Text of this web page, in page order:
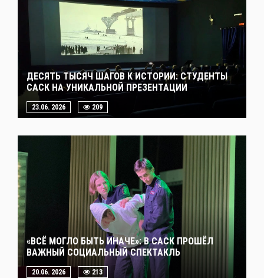
ДЕСЯТЬ ТЫСЯЧ ШАГОВ К ИСТОРИИ: СТУДЕНТЫ
САСК НА УНИКАЛЬНОЙ ПРЕЗЕНТАЦИИ
23.06. 2026 209
«ВСЁ МОГЛО БЫТЬ ИНАЧЕ»: В САСК ПРОШЁЛ
ВАЖНЫЙ СОЦИАЛЬНЫЙ СПЕКТАКЛЬ
20.06. 2026 213